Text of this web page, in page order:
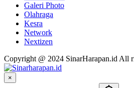
Galeri Photo
Olahraga
Kesra
Network
Nextizen
Copyright @ 2024 SinarHarapan.id All
×